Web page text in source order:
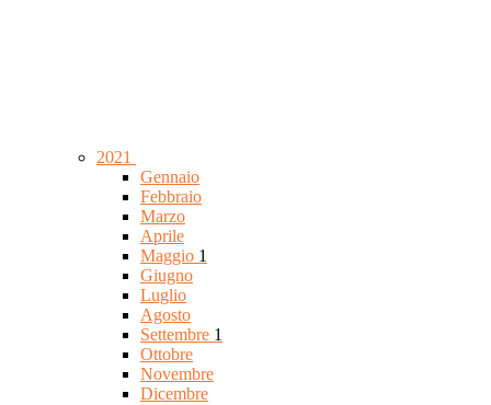
2021
Gennaio
Febbraio
Marzo
Aprile
Maggio 1
Giugno
Luglio
Agosto
Settembre 1
Ottobre
Novembre
Dicembre